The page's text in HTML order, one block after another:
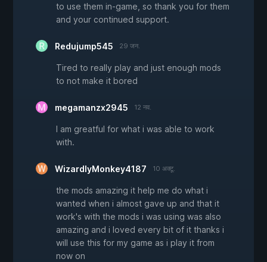
to use them in-game, so thank you for them
and your continued support.
Redujump545 29 जन.
Tired to really play and just enough mods
to not make it bored
megamanzx2945 12 नव.
I am greatful for what i was able to work
with.
WizardlyMonkey4187 10 अक्टू.
the mods amazing it help me do what i
wanted when i almost gave up and that it
work's with the mods i was using was also
amazing and i loved every bit of it thanks i
will use this for my game as i play it from
now on